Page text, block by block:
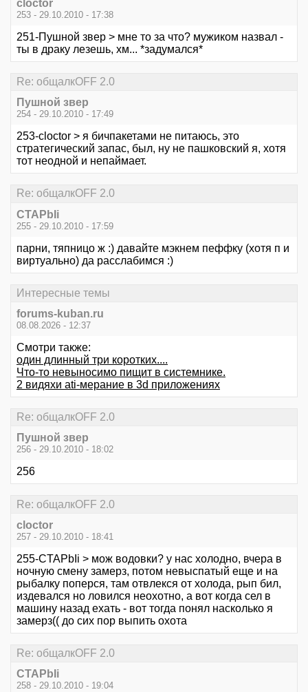
cloctor
253 - 29.10.2010 - 17:38
251-Пушной звер > мне то за что? мужиком назвал -
ты в драку лезешь, хм... *задумался*
Re: общалкOFF 2.0
Пушной звер
254 - 29.10.2010 - 17:49
253-cloctor > я бичпакетами не питаюсь, это
стратегический запас, был, ну не пашковский я, хотя
тот неодной и непаймает.
Re: общалкOFF 2.0
CTAPbIi
255 - 29.10.2010 - 17:59
парни, тяпницо ж :) давайте мэкнем пеффку (хотя п и
виртуально) да расслабимся :)
Интересные темы
forums-kuban.ru
08.08.2026 - 12:37
Смотри также:
один длинный три коротких....
Что-то невыносимо пищит в системнике.
2 видяхи ati-мерание в 3d приложениях
Re: общалкOFF 2.0
Пушной звер
256 - 29.10.2010 - 18:02
256
Re: общалкOFF 2.0
cloctor
257 - 29.10.2010 - 18:41
255-CTAPbIi > мож водовки? у нас холодно, вчера в
ночную смену замерз, потом невыспатый еще и на
рыбалку поперся, там отвлекся от холода, рып бил,
издевался но ловился неохотно, а вот когда сел в
машину назад ехать - вот тогда понял насколько я
замерз(( до сих пор выпить охота
Re: общалкOFF 2.0
CTAPbIi
258 - 29.10.2010 - 19:04